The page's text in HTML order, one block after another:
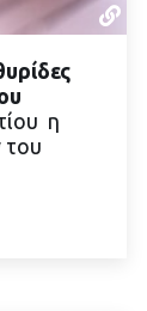
η
του